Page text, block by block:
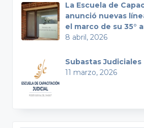
La Escuela de
anunció nuevas
el marco de su 35°
8 abril, 2026
Subastas Judiciales
11 marzo, 2026